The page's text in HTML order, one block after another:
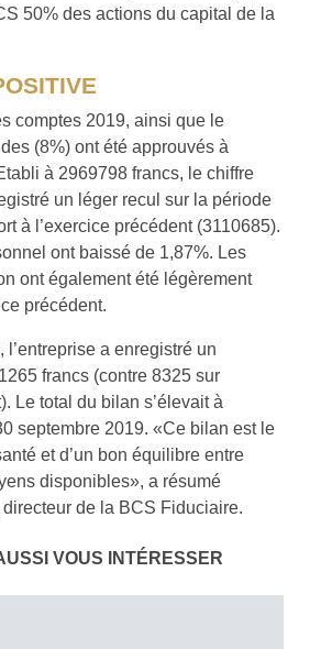
50% des actions du capital de la
comptes 2019, ainsi que le
(8%) ont été approuvés à
à 2969798 francs, le chiffre
un léger recul sur la période
à l’exercice précédent (3110685).
ont baissé de 1,87%. Les
ont également été légèrement
précédent.
l’entreprise a enregistré un
francs (contre 8325 sur
Le total du bilan s’élevait à
septembre 2019. «Ce bilan est le
et d’un bon équilibre entre
disponibles», a résumé
de la BCS Fiduciaire.
VOUS INTÉRESSER